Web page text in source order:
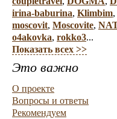
irina-baburina, Klimbim,
moscovit, Moscovite,
o4akovka, rokko3...
Показать всех >>
Это важно
О проекте
Вопросы и ответы
Рекомендуем